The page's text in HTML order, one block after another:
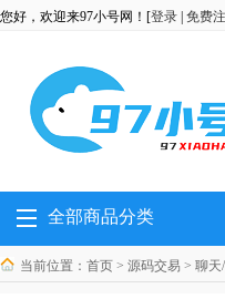
您好，欢迎来97小号网！[登录 免费
全部商品分类
当前位置： 首页 > 源码交易 > 聊天